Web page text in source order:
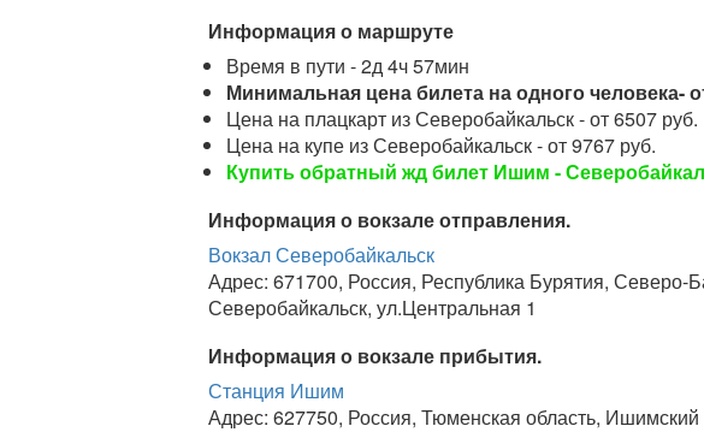
Информация о маршруте
Время в пути - 2д 4ч 57мин
Минимальная цена билета на одного человека-
Цена на плацкарт из Северобайкальск - от 6507 руб.
Цена на купе из Северобайкальск - от 9767 руб.
Купить обратный жд билет Ишим -
Информация о вокзале отправления.
Вокзал Северобайкальск
Адрес: 671700, Россия, Республика Бурятия, Северо-
Северобайкальск, ул.Центральная 1
Информация о вокзале прибытия.
Станция Ишим
Адрес: 627750, Россия, Тюменская область,